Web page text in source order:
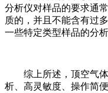
分析仪对样品的要求通
质的，并且不能含有过
一些特定类型样品的分析
综上所述，顶空气体
析、高灵敏度、操作简